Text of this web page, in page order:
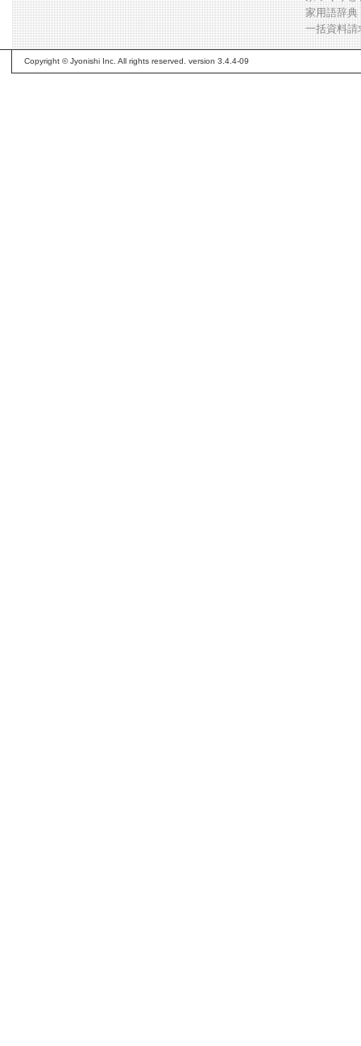
家用語辞典
一括資料請
Copyright © Jyonishi Inc. All rights reserved. version 3.4.4-09